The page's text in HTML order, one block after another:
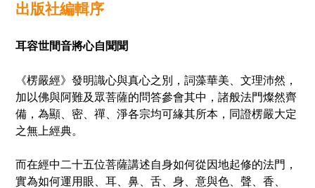
出版社編輯序
耳容世間音將心自聞聞
《楞嚴經》發明識心與真心之別，詞藻華美、文理沛然，
加以佛與阿難及眾菩薩的問答參會其中，諸般法門燦然齊
備，為顯、密、禪、淨各宗均可緣其所本，同證楞嚴大定
之無上經典。
而在經中二十五位菩薩講述自身如何從因地起修的法門，
實為如何運用眼、耳、鼻、舌、身、意與色、聲、香、